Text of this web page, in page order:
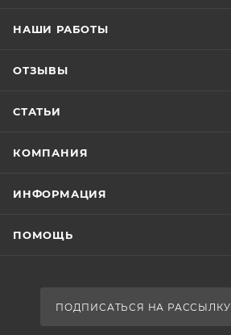
НАШИ РАБОТЫ
ОТЗЫВЫ
СТАТЬИ
КОМПАНИЯ
ИНФОРМАЦИЯ
ПОМОЩЬ
ПОДПИСАТЬСЯ НА РАССЫЛКУ